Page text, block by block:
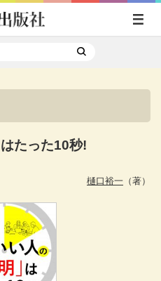
たった10秒!
樋口裕一 （著）